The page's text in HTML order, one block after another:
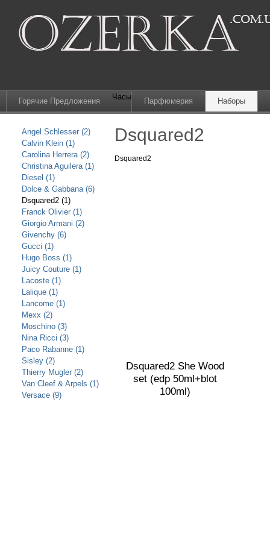
Горячие Предложения Часы Парфюмерия Наборы
Angel Schlesser (2)
Calvin Klein (1)
Carolina Herrera (2)
Christina Aguilera (1)
Diesel (1)
Dolce & Gabbana (6)
Dsquared2 (1)
Franck Olivier (1)
Giorgio Armani (2)
Givenchy (6)
Gucci (1)
Hugo Boss (1)
Juicy Couture (1)
Lacoste (1)
Lalique (1)
Lancome (1)
Mexx (2)
Moschino (3)
Nina Ricci (3)
Paco Rabanne (1)
Sisley (2)
Thierry Mugler (2)
Van Cleef & Arpels (1)
Versace (9)
Dsquared2
Dsquared2
Dsquared2 She Wood
set (edp 50ml+blot
100ml)